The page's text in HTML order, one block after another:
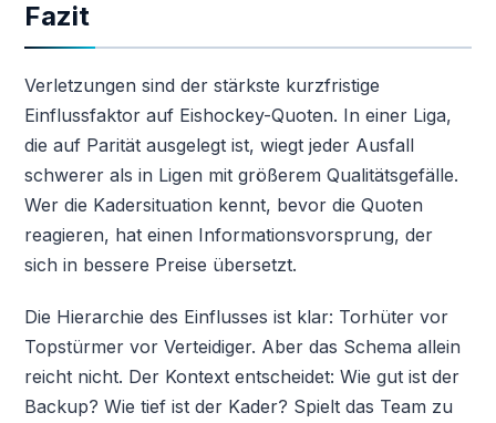
Fazit
Verletzungen sind der stärkste kurzfristige
Einflussfaktor auf Eishockey-Quoten. In einer Liga,
die auf Parität ausgelegt ist, wiegt jeder Ausfall
schwerer als in Ligen mit größerem Qualitätsgefälle.
Wer die Kadersituation kennt, bevor die Quoten
reagieren, hat einen Informationsvorsprung, der
sich in bessere Preise übersetzt.
Die Hierarchie des Einflusses ist klar: Torhüter vor
Topstürmer vor Verteidiger. Aber das Schema allein
reicht nicht. Der Kontext entscheidet: Wie gut ist der
Backup? Wie tief ist der Kader? Spielt das Team zu